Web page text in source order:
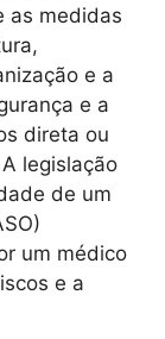
as medidas
e a
e a
direta ou
legislação
de um
um médico
e a